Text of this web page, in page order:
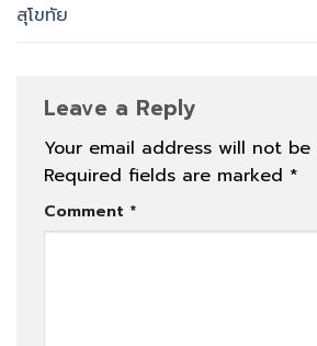
สุโขทัย
Leave a Reply
Your email address will not be
Required fields are marked *
Comment *